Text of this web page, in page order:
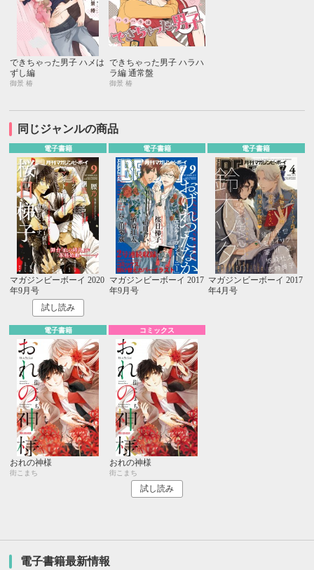
できちゃった男子 ハメは
ずし編
御景 椿
できちゃった男子 ハラハ
ラ編 通常盤
御景 椿
同じジャンルの商品
電子書籍
マガジンビーボーイ 2020
年9月号
試し読み
電子書籍
マガジンビーボーイ 2017
年9月号
電子書籍
マガジンビーボーイ 2017
年4月号
電子書籍
おれの神様
街こまち
コミックス
おれの神様
街こまち
試し読み
電子書籍最新情報